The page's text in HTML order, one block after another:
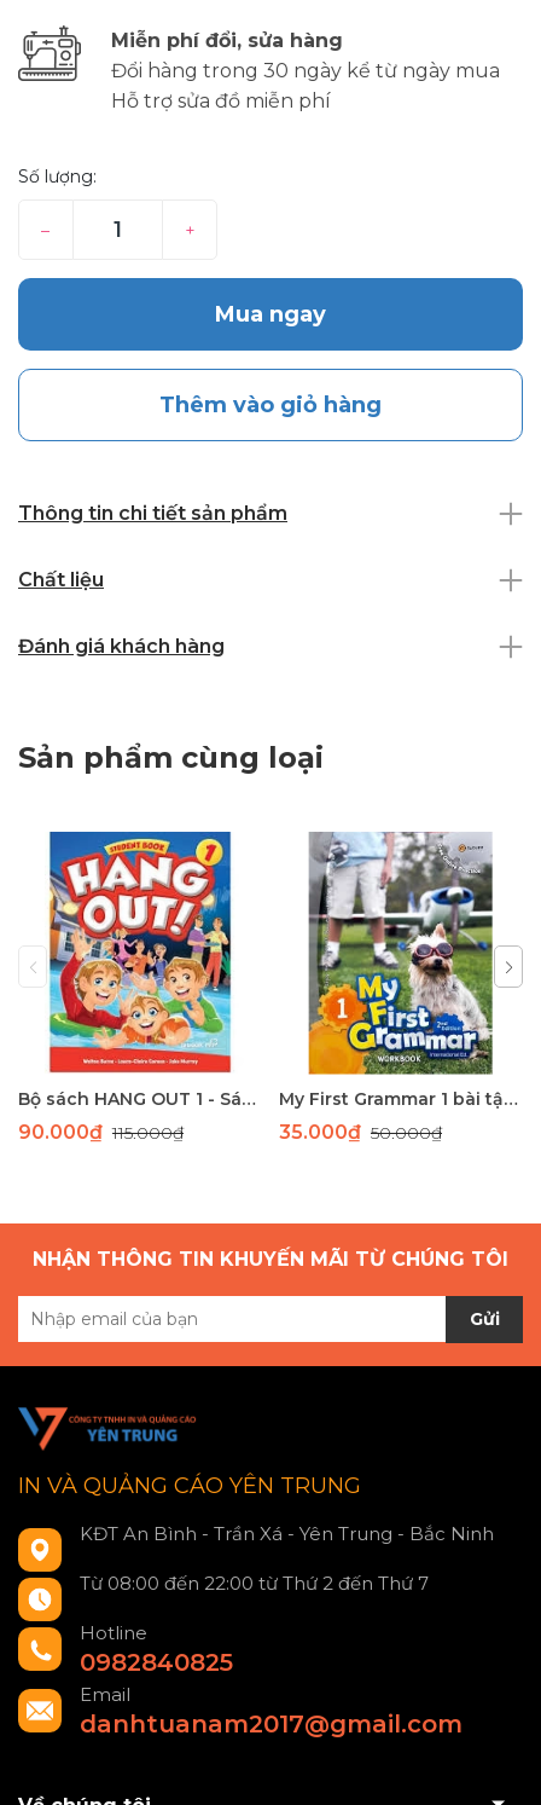
Miễn phí đổi, sửa hàng
Đổi hàng trong 30 ngày kể từ ngày mua
Hỗ trợ sửa đồ miễn phí
Số lượng:
– +
Mua ngay
Thêm vào giỏ hàng
Thông tin chi tiết sản phẩm
Chất liệu
Đánh giá khách hàng
Sản phẩm cùng loại
Bộ sách HANG OUT 1 - Sách học tiếng Anh giao tiếp dành cho học sinh tiểu học
90.000₫115.000₫
My First Grammar 1 bài tập 2nd Edition
35.000₫ 50.000₫
NHẬN THÔNG TIN KHUYẾN MÃI TỪ CHÚNG TÔI
Gửi
IN VÀ QUẢNG CÁO YÊN TRUNG
KĐT An Bình - Trần Xá - Yên Trung - Bắc Ninh
Từ 08:00 đến 22:00 từ Thứ 2 đến Thứ 7
Hotline
0982840825
Email
danhtuanam2017@gmail.com